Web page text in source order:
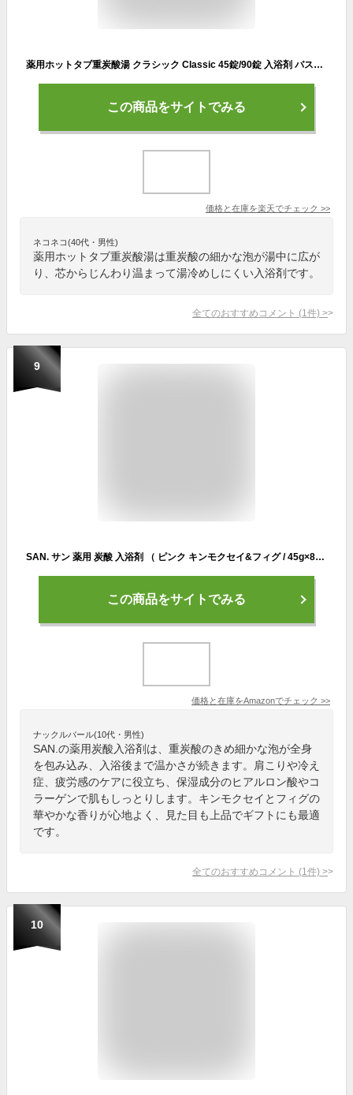
薬用ホットタブ重炭酸湯 クラシック Classic 45錠/90錠 入浴剤 バス用品 薬用 hot tab 重炭酸湯 ホットタブ 重炭酸入浴 重炭酸イオン入浴剤 重炭酸イオン 炭酸ガス入浴剤 炭酸泉 温まる お年寄り ご年配 高齢者 シニア 両親 祖父母 敬老の日 母の日 父の日 誕生日 プレゼント
この商品をサイトでみる
価格と在庫を楽天でチェック >>
ネコネコ(40代・男性)
薬用ホットタブ重炭酸湯は重炭酸の細かな泡が湯中に広が
り、芯からじんわり温まって湯冷めしにくい入浴剤です。
全てのおすすめコメント (1 件) >
9
SAN. サン 薬用 炭酸 入浴剤 （ ピンク キンモクセイ&フィグ / 45g×8錠） 医薬部外品 重炭酸 バスタブレット （ 疲労回復/肩こり/腰痛/冷え症/しもやけ ）保湿 成分 （ ヒアルロン酸/コラーゲン/ゆずエキス ） プレゼント ギフト おしゃれ
この商品をサイトでみる
価格と在庫をAmazonでチェック >>
ナックルバール(10代・男性)
SAN.の薬用炭酸入浴剤は、重炭酸のきめ細かな泡が全身
を包み込み、入浴後まで温かさが続きます。肩こりや冷え
症、疲労感のケアに役立ち、保湿成分のヒアルロン酸やコ
ラーゲンで肌もしっとりします。キンモクセイとフィグの
華やかな香りが心地よく、見た目も上品でギフトにも最適
です。
全てのおすすめコメント (1 件) >
10